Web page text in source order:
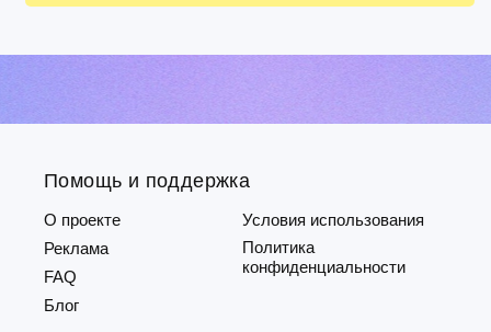
Помощь и поддержка
О проекте
Реклама
FAQ
Блог
Условия использования
Политика
конфиденциальности